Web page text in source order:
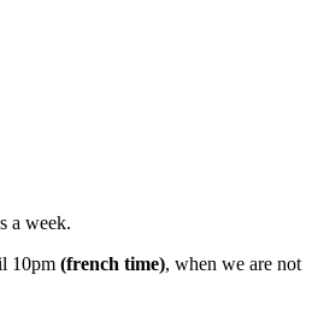
a week.
10pm (french time), when we are not